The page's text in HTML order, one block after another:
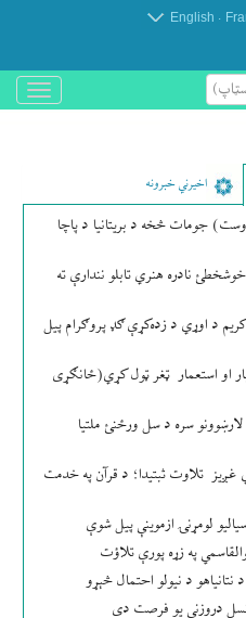
.
English
باز
و
اخیرني خبرونه
جومات څخه د بریتانیا د پاچا
نادره هنري تابلو نندارې ته
د اوړي د زده‌کړې ګډ پروګرام پیل
او استعمار ټغر ټول کړي(ځانګړی
سره د سل ورځنئ ملتیا
تلاوت ثبتیدا؛ د قرآن په خدمت
لومړنۍ ازموینې پیل شوې
په زړه پورې تلاؤت
د نیولو احتمال څېړو
دروزنې یو فرصت دی